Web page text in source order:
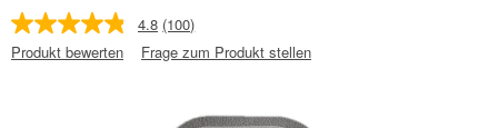
4.8 (100)
Produkt bewerten
Frage zum Produkt stellen